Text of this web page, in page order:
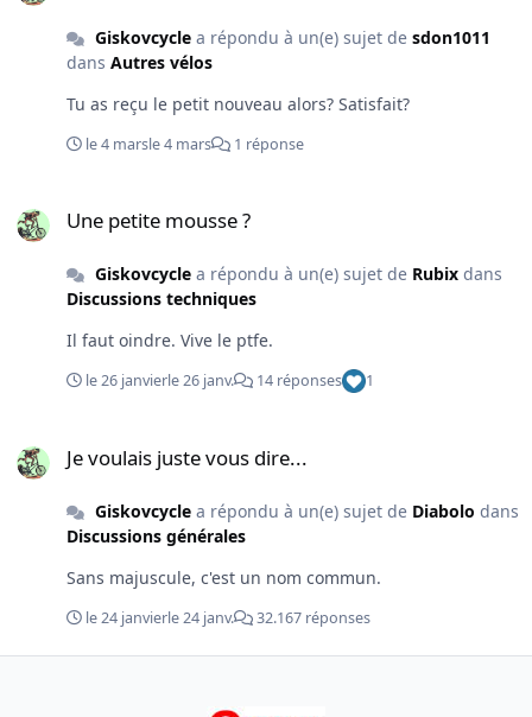
Giskovcyclea répondu à un(e) sujet de sdon1011
dans Autres vélos
Tu as reçu le petit nouveau alors? Satisfait?
le 4 marsle 4 mars 1 réponse
Une petite mousse ?
Giskovcyclea répondu à un(e) sujet de Rubixdans
Discussions techniques
Il faut oindre. Vive le ptfe.
le 26 janvierle 26 janv. 14 réponses 1
Je voulais juste vous dire...
Giskovcyclea répondu à un(e) sujet de Diabolo dans
Discussions générales
Sans majuscule, c'est un nom commun.
le 24 janvierle 24 janv. 32.167 réponses